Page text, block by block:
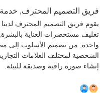
التصميم المحترف, خدمة
فريق التصميم المحترف لدينا
مستحضرات العناية بالبشرة,
من تصميم الأسلوب إلى مطابقة
لمختلف العلامات التجارية
صورة راقية وصديقة للبيئة.